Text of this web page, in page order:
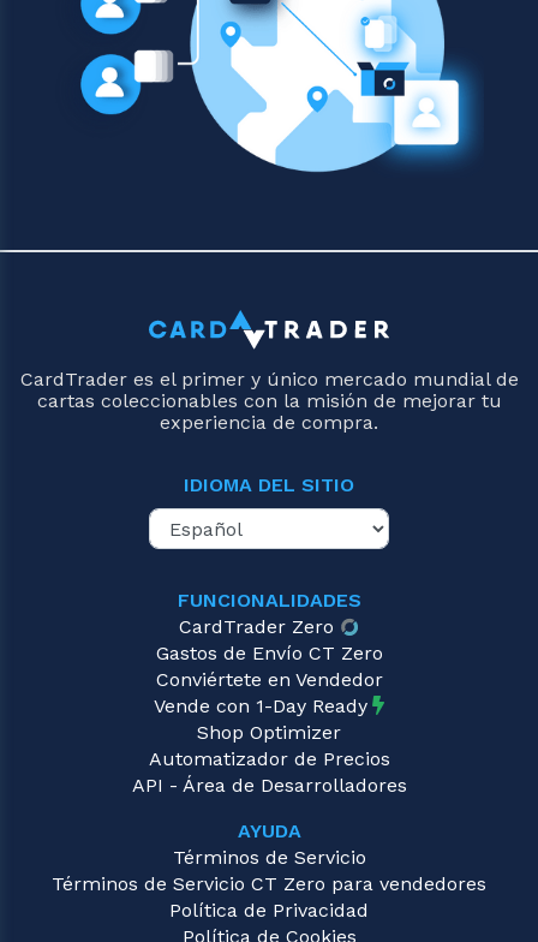
CardTrader es el primer y único mercado mundial de
cartas coleccionables con la misión de mejorar tu
experiencia de compra.
IDIOMA DEL SITIO
FUNCIONALIDADES
CardTrader Zero
Gastos de Envío CT Zero
Conviértete en Vendedor
Vende con 1-Day Ready
Shop Optimizer
Automatizador de Precios
API - Área de Desarrolladores
AYUDA
Términos de Servicio
Términos de Servicio CT Zero para vendedores
Política de Privacidad
Política de Cookies